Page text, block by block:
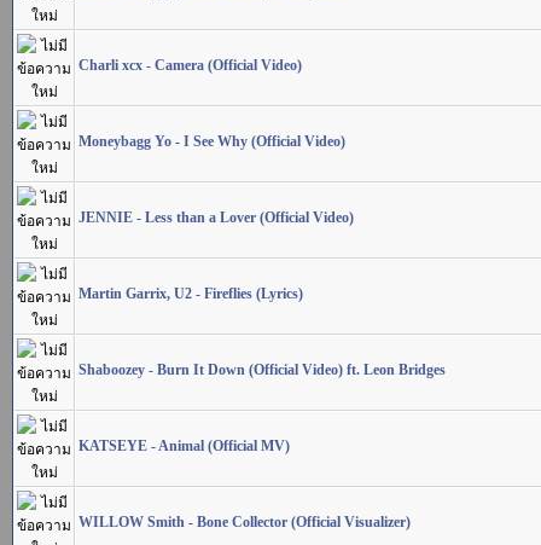
Charli xcx - Camera (Official Video)
Moneybagg Yo - I See Why (Official Video)
JENNIE - Less than a Lover (Official Video)
Martin Garrix, U2 - Fireflies (Lyrics)
Shaboozey - Burn It Down (Official Video) ft. Leon Bridges
KATSEYE - Animal (Official MV)
WILLOW Smith - Bone Collector (Official Visualizer)